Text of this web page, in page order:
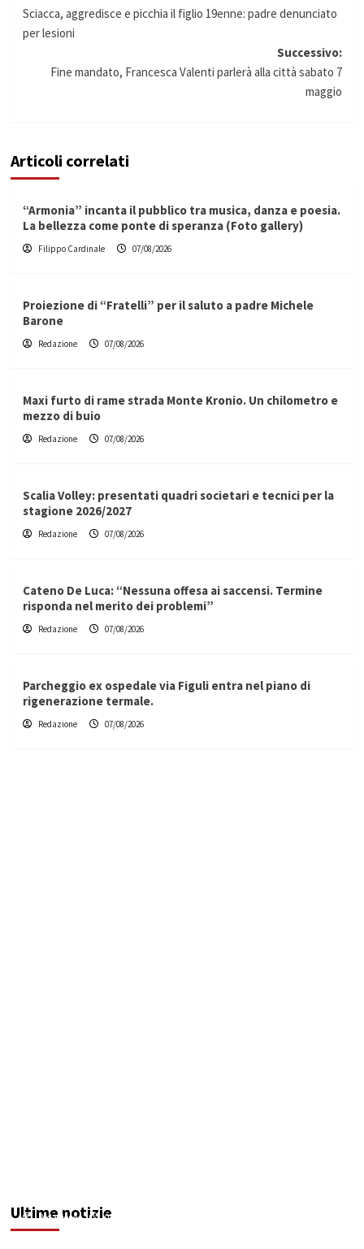
articolo
Sciacca, aggredisce e picchia il figlio 19enne: padre denunciato
per lesioni
Successivo:
Fine mandato, Francesca Valenti parlerà alla città sabato 7
maggio
Articoli correlati
“Armonia” incanta il pubblico tra musica, danza e poesia.
La bellezza come ponte di speranza (Foto gallery)
Filippo Cardinale 07/08/2026
Proiezione di “Fratelli” per il saluto a padre Michele
Barone
Redazione 07/08/2026
Maxi furto di rame strada Monte Kronio. Un chilometro e
mezzo di buio
Redazione 07/08/2026
Scalia Volley: presentati quadri societari e tecnici per la
stagione 2026/2027
Redazione 07/08/2026
Cateno De Luca: “Nessuna offesa ai saccensi. Termine
risponda nel merito dei problemi”
Redazione 07/08/2026
Parcheggio ex ospedale via Figuli entra nel piano di
rigenerazione termale.
Redazione 07/08/2026
Ultime notizie
Redazione 07/08/2026